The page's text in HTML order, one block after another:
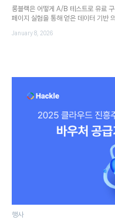
롱블랙은 어떻게 A/B 테스트로 유료
페이지 실험을 통해 얻은 데이터 기반
January 8, 2026
행사